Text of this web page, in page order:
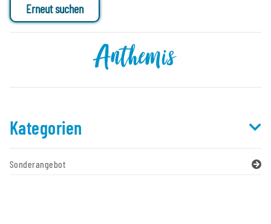
Erneut suchen
Anthemis
Kategorien
Sonderangebot